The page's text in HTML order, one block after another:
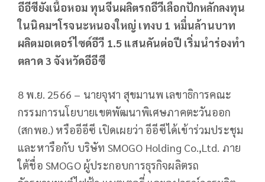
อีอีซียังเนื้อหอม ทุนจีนผลิตรถอีวีเลือกปักหลักลงทุน
ในนิคมฯโรจนะหนองใหญ่ เทงบ 1 หมื่นล้านบาท
ผลิตมอเตอร์ไซด์อีวี 1.5 แสนคันต่อปี เริ่มนำร่องทำ
ตลาด 3 จังหวัดอีอีซี
8 พ.ย. 2566 – นายจุฬา สุขมานพ เลขาธิการคณะ
กรรมการนโยบายเขตพัฒนาพิเศษภาคตะวันออก
(สกพอ.) หรืออีอีซี เปิดเผยว่า อีอีซีได้เข้าร่วมประชุม
และหารือกับ บริษัท SMOGO Holding Co.,Ltd. ภาย
ใต้ชื่อ SMOGO ผู้ประกอบการธุรกิจผลิตรถ